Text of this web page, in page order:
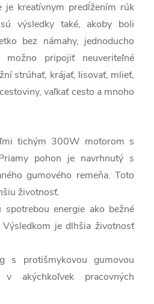
kreatívnym predĺžením rúk
výsledky také, akoby boli
bez námahy, jednoducho
pripojiť neuveriteľné
strúhať, krájať, lisovať, mlieť,
vaľkať cesto a mnoho
tichým 300W motorom s
pohon je navrhnutý s
gumového remeňa. Toto
životnosť.
energie ako bežné
je dlhšia životnosť
s protišmykovou gumovou
akýchkoľvek pracovných